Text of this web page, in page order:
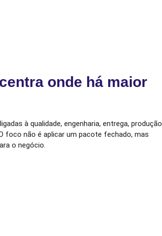
onde há maior
à qualidade, engenharia, entrega, produção
foco não é aplicar um pacote fechado, mas
o negócio.